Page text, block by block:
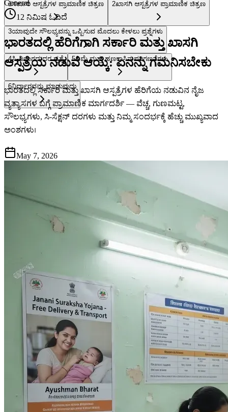
1ಸರ್ಕಾರಿ ಆಸ್ಪತ್ರೆಗಳ ಪ್ರಾಮಾಣಿಕ ಚಿತ್ರಣ 2ಖಾಸಗಿ ಆಸ್ಪತ್ರೆಗಳ ಪ್ರಾಮಾಣಿಕ ಚಿತ್ರಣ
3ಯಾವುದೇ ಸೌಲಭ್ಯವನ್ನು ಒಪ್ಪಿಸುವ ಮೊದಲು ಕೇಳಲು ಪ್ರಶ್ನೆಗಳು
4ಸಿ-ವಿಭಾಗದ ದರ ಪ್ರಶ್ನೆ 5ವಿಮೆ ಮತ್ತು ಹಣಕಾಸಿನ ಪರಿಗಣನೆಗಳು
6ನಿರ್ಧಾರವನ್ನು ಮಾಡುವುದು
General
12 ನಿಮಿಷ ಓದಿದೆ
ಭಾರತದಲ್ಲಿ ಹೆರಿಗೆಗಾಗಿ ಸರ್ಕಾರಿ ಮತ್ತು ಖಾಸಗಿ
ಆಸ್ಪತ್ರೆಯ ನಡುವೆ ಆಯ್ಕೆ: ಏನನ್ನು ಗಮನಿಸಬೇಕು
ಭಾರತದಲ್ಲಿ ಸರ್ಕಾರಿ ಮತ್ತು ಖಾಸಗಿ ಆಸ್ಪತ್ರೆಗಳ ಹೆರಿಗೆಯ ನಡುವಿನ ನೈಜ
ವ್ಯತ್ಯಾಸಗಳ ಬಗ್ಗೆ ಪ್ರಾಮಾಣಿಕ ಮಾರ್ಗದರ್ಶಿ — ವೆಚ್ಚ, ಗುಣಮಟ್ಟ,
ಸೌಲಭ್ಯಗಳು, ಸಿ-ಸೆಕ್ಷನ್ ದರಗಳು ಮತ್ತು ನಿಮ್ಮ ಸಂದರ್ಭಕ್ಕೆ ಹೆಚ್ಚು ಮುಖ್ಯವಾದ
ಅಂಶಗಳು।
May 7, 2026